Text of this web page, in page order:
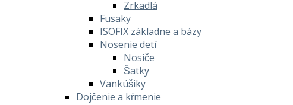
Zrkadlá
Fusaky
ISOFIX základne a bázy
Nosenie detí
Nosiče
Šatky
Vankúšiky
Dojčenie a kŕmenie